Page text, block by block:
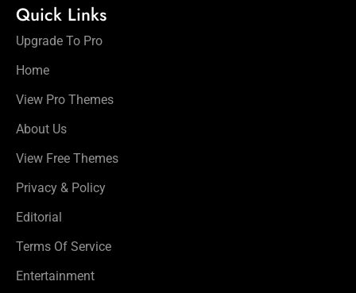
Quick Links
Upgrade To Pro
Home
View Pro Themes
About Us
View Free Themes
Privacy & Policy
Editorial
Terms Of Service
Entertainment